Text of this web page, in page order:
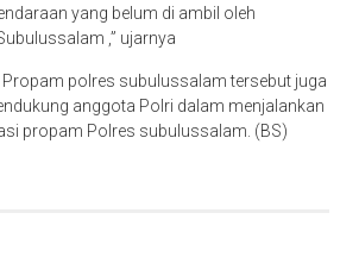
yang belum di ambil oleh
,” ujarnya
polres subulussalam tersebut juga
anggota Polri dalam menjalankan
propam Polres subulussalam. (BS)